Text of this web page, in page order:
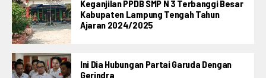
Keganjilan PPDB SMP N 3 Terbanggi Besar
Kabupaten Lampung Tengah Tahun
Ajaran 2024/2025
Ini Dia Hubungan Partai Garuda Dengan
Gerindra